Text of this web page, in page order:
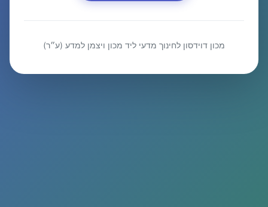
מכון דוידסון לחינוך מדעי ליד מכון ויצמן למדע (ע״ר)